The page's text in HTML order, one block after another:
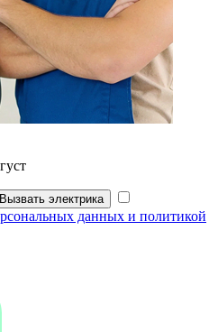
Вызвать электрика
данных и политикой